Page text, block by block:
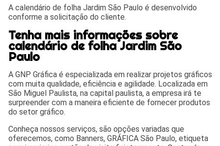
A calendário de folha Jardim São Paulo é desenvolvido
conforme a solicitação do cliente.
Tenha mais informações sobre
calendário de folha Jardim São
Paulo
A GNP Gráfica é especializada em realizar projetos gráficos
com muita qualidade, eficiência e agilidade. Localizada em
São Miguel Paulista, na capital paulista, a empresa irá te
surpreender com a maneira eficiente de fornecer produtos
do setor gráfico.
Conheça nossos serviços, são opções variadas que
oferecemos, como Banners, GRÁFICA São Paulo, etiqueta